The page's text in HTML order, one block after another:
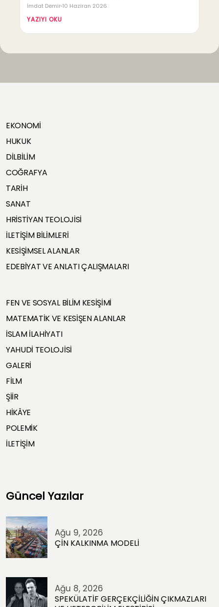
İmdat Demir 10 Haziran 2026
YAZIYI OKU
EKONOMİ
HUKUK
DİLBİLİM
COĞRAFYA
TARİH
SANAT
HRİSTİYAN TEOLOJİSİ
İLETİŞİM BİLİMLERİ
KESİŞİMSEL ALANLAR
EDEBİYAT VE ANLATI ÇALIŞMALARI
FEN VE SOSYAL BİLİM KESİŞİMİ
MATEMATİK VE KESİŞEN ALANLAR
İSLAM İLAHİYATI
YAHUDİ TEOLOJİSİ
GALERİ
FİLM
ŞİİR
HİKÂYE
POLEMİK
İLETİŞİM
Güncel Yazılar
Ağu 9, 2026
ÇİN KALKINMA MODELİ
Ağu 8, 2026
SPEKÜLATİF GERÇEKÇİLİĞİN ÇIKMAZLARI